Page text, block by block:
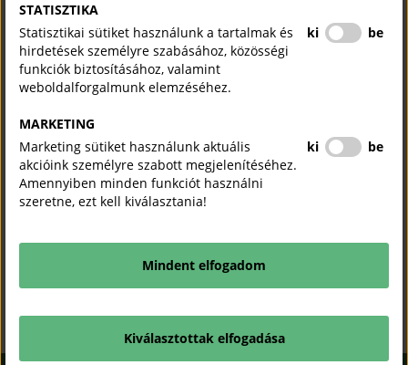
ADÓSZÁMXXXXXXXX-Y-ZZ*
MEGYE*
Válasszon a listából
STATISZTIKA
Statisztikai sütiket használunk a tartalmak és
hirdetések személyre szabásához, közösségi
funkciók biztosításához, valamint
weboldalforgalmunk elemzéséhez.
ki be
MARKETING
Marketing sütiket használunk aktuális
akcióink személyre szabott megjelenítéséhez.
Amennyiben minden funkciót használni
szeretne, ezt kell kiválasztania!
ki be
Mindent elfogadom
Kiválasztottak elfogadása